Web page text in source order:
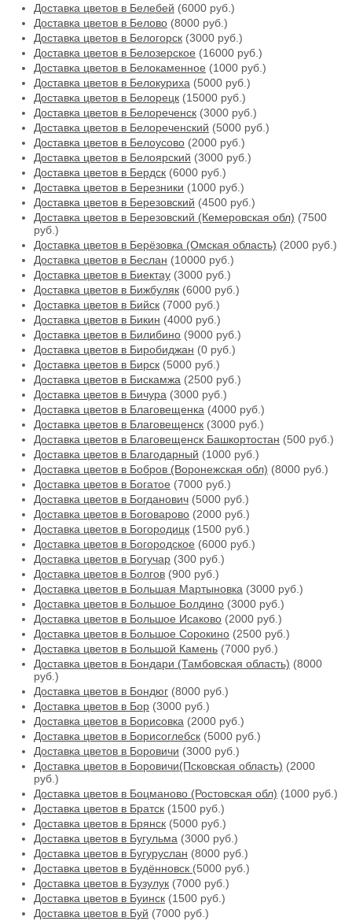
Доставка цветов в Белебей (6000 руб.)
Доставка цветов в Белово (8000 руб.)
Доставка цветов в Белогорск (3000 руб.)
Доставка цветов в Белозерское (16000 руб.)
Доставка цветов в Белокаменное (1000 руб.)
Доставка цветов в Белокуриха (5000 руб.)
Доставка цветов в Белорецк (15000 руб.)
Доставка цветов в Белореченск (3000 руб.)
Доставка цветов в Белореченский (5000 руб.)
Доставка цветов в Белоусово (2000 руб.)
Доставка цветов в Белоярский (3000 руб.)
Доставка цветов в Бердск (6000 руб.)
Доставка цветов в Березники (1000 руб.)
Доставка цветов в Березовский (4500 руб.)
Доставка цветов в Березовский (Кемеровская обл) (7500
руб.)
Доставка цветов в Берёзовка (Омская область) (2000 руб.)
Доставка цветов в Беслан (10000 руб.)
Доставка цветов в Биектау (3000 руб.)
Доставка цветов в Бижбуляк (6000 руб.)
Доставка цветов в Бийск (7000 руб.)
Доставка цветов в Бикин (4000 руб.)
Доставка цветов в Билибино (9000 руб.)
Доставка цветов в Биробиджан (0 руб.)
Доставка цветов в Бирск (5000 руб.)
Доставка цветов в Бискамжа (2500 руб.)
Доставка цветов в Бичура (3000 руб.)
Доставка цветов в Благовещенка (4000 руб.)
Доставка цветов в Благовещенск (3000 руб.)
Доставка цветов в Благовещенск Башкортостан (500 руб.)
Доставка цветов в Благодарный (1000 руб.)
Доставка цветов в Бобров (Воронежская обл) (8000 руб.)
Доставка цветов в Богатое (7000 руб.)
Доставка цветов в Богданович (5000 руб.)
Доставка цветов в Боговарово (2000 руб.)
Доставка цветов в Богородицк (1500 руб.)
Доставка цветов в Богородское (6000 руб.)
Доставка цветов в Богучар (300 руб.)
Доставка цветов в Болгов (900 руб.)
Доставка цветов в Большая Мартыновка (3000 руб.)
Доставка цветов в Большое Болдино (3000 руб.)
Доставка цветов в Большое Исаково (2000 руб.)
Доставка цветов в Большое Сорокино (2500 руб.)
Доставка цветов в Большой Камень (7000 руб.)
Доставка цветов в Бондари (Тамбовская область) (8000
руб.)
Доставка цветов в Бондюг (8000 руб.)
Доставка цветов в Бор (3000 руб.)
Доставка цветов в Борисовка (2000 руб.)
Доставка цветов в Борисоглебск (5000 руб.)
Доставка цветов в Боровичи (3000 руб.)
Доставка цветов в Боровичи(Псковская область) (2000
руб.)
Доставка цветов в Боцманово (Ростовская обл) (1000 руб.)
Доставка цветов в Братск (1500 руб.)
Доставка цветов в Брянск (5000 руб.)
Доставка цветов в Бугульма (3000 руб.)
Доставка цветов в Бугуруслан (8000 руб.)
Доставка цветов в Будённовск (5000 руб.)
Доставка цветов в Бузулук (7000 руб.)
Доставка цветов в Буинск (1500 руб.)
Доставка цветов в Буй (7000 руб.)